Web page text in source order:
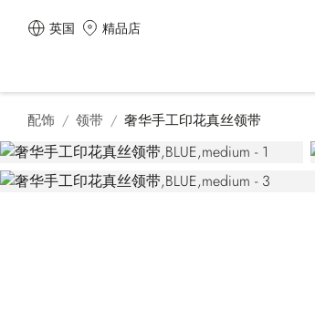
英国 精品店
配饰 领带 奢华手工印花真丝领带